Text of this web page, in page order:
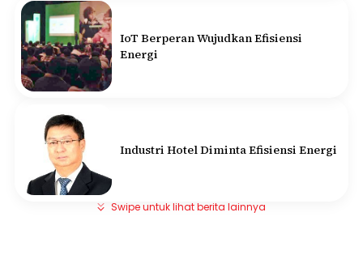
IoT Berperan Wujudkan Efisiensi
Energi
Industri Hotel Diminta Efisiensi Energi
Swipe untuk lihat berita lainnya